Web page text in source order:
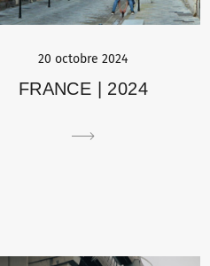
20 octobre 2024
FRANCE | 2024